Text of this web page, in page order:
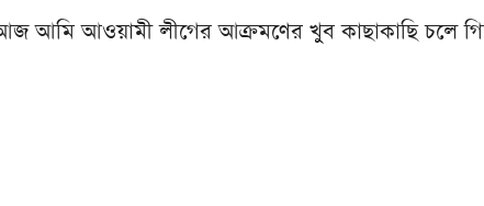
আওয়ামী লীগের আক্রমণের খুব কাছাকাছি চলে